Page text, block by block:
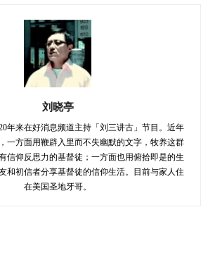
刘晓亭
年来在好消息频道主持「刘三讲古」节目。近年
一方面用鞭辟入里而不失幽默的文字，牧养这群
信仰反思力的基督徒；一方面也用俯拾即是的生
和初信者分享基督徒的信仰生活。目前与家人住
在美国圣地牙哥。